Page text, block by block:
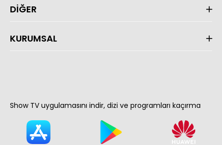
DİĞER
KURUMSAL
Show TV uygulamasını indir, dizi ve programları kaçırma